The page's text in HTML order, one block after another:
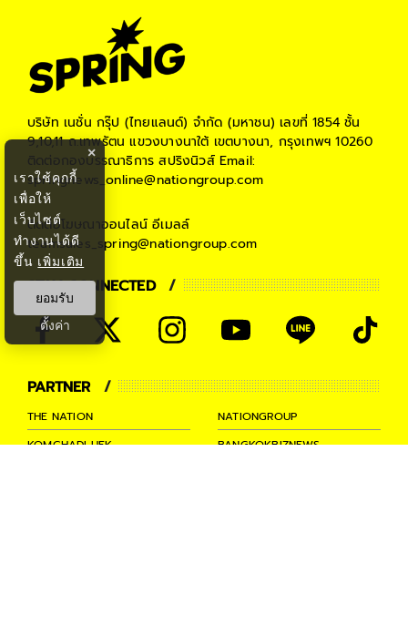
บริษัท เนชั่น กรุ๊ป (ไทยแลนด์) จำกัด (มหาชน) เลขที่ 1854 ชั้น
9,10,11 ถ.เทพรัตน แขวงบางนาใต้ เขตบางนา, กรุงเทพฯ 10260
ติดต่อกองบรรณาธิการ สปริงนิวส์Email:
springnews_online@nationgroup.com
ติดต่อโฆษณาออนไลน์ อีเมลล์
teamsales_spring@nationgroup.com
STAY CONNECTED
PARTNER
THE NATION
NATIONGROUP
KOMCHADLUEK
BANGKOKBIZNEWS
×
เราใช้คุกกี้
เพื่อให้
เว็บไซต์
ทำงานได้ดี
ขึ้น เพิ่มเติม
ยอมรับ
ตั้งค่า